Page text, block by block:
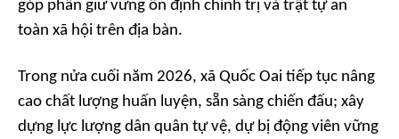
góp phần giữ vững ổn định chính trị và trật tự an
toàn xã hội trên địa bàn.
Trong nửa cuối năm 2026, xã Quốc Oai tiếp tục nâng
cao chất lượng huấn luyện, sẵn sàng chiến đấu; xây
dựng lực lượng dân quân tự vệ, dự bị động viên vững